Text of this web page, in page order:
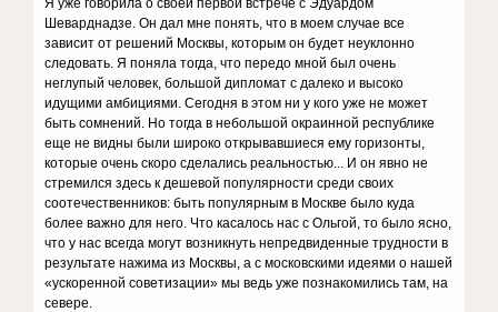
Я уже говорила о своей первой встрече с Эдуардом
Шеварднадзе. Он дал мне понять, что в моем случае все
зависит от решений Москвы, которым он будет неуклонно
следовать. Я поняла тогда, что передо мной был очень
неглупый человек, большой дипломат с далеко и высоко
идущими амбициями. Сегодня в этом ни у кого уже не может
быть сомнений. Но тогда в небольшой окраинной республике
еще не видны были широко открывавшиеся ему горизонты,
которые очень скоро сделались реальностью... И он явно не
стремился здесь к дешевой популярности среди своих
соотечественников: быть популярным в Москве было куда
более важно для него. Что касалось нас с Ольгой, то было ясно,
что у нас всегда могут возникнуть непредвиденные трудности в
результате нажима из Москвы, а с московскими идеями о нашей
«ускоренной советизации» мы ведь уже познакомились там, на
севере.